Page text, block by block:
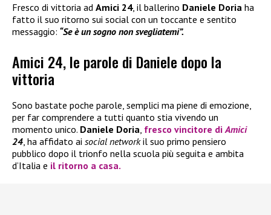
Fresco di vittoria ad Amici 24, il ballerino Daniele Doria ha
fatto il suo ritorno sui social con un toccante e sentito
messaggio: “Se è un sogno non svegliatemi”.
Amici 24, le parole di Daniele dopo la
vittoria
Sono bastate poche parole, semplici ma piene di emozione,
per far comprendere a tutti quanto stia vivendo un
momento unico. Daniele Doria, fresco vincitore diAmici
24, ha affidato ai social networkil suo primo pensiero
pubblico dopo il trionfo nella scuola più seguita e ambita
d’Italia e il ritorno a casa.